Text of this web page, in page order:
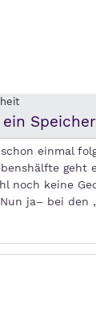
einmal
geht
noch keine
ja– bei den